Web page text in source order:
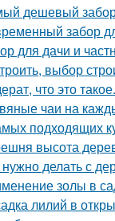
дешевый
забор
для дачи и
выбор
что это
чаи на
подходящих
высота
делать с
золы в
лилий в